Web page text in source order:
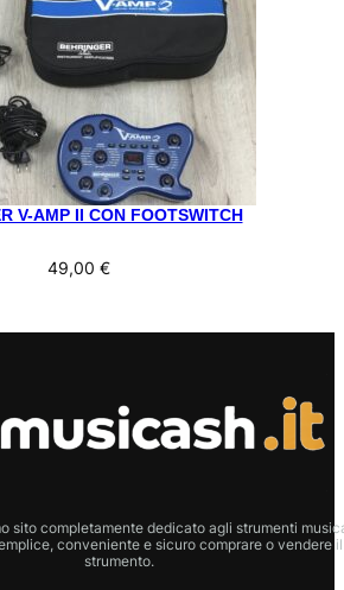
V-AMP II CON FOOTSWITCH
49,00 €
sito completamente dedicato agli strumenti
conveniente e sicuro comprare o vendere
strumento.